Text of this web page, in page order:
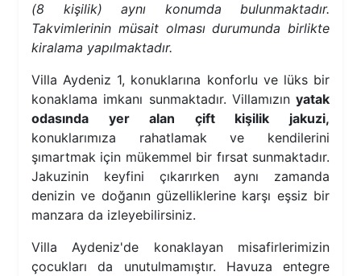
(8 kişilik) aynı konumda bulunmaktadır.
Takvimlerinin müsait olması durumunda birlikte
kiralama yapılmaktadır.
Villa Aydeniz 1, konuklarına konforlu ve lüks bir
konaklama imkanı sunmaktadır. Villamızın yatak
odasında yer alan çift kişilik jakuzi,
konuklarımıza rahatlamak ve kendilerini
şımartmak için mükemmel bir fırsat sunmaktadır.
Jakuzinin keyfini çıkarırken aynı zamanda
denizin ve doğanın güzelliklerine karşı eşsiz bir
manzara da izleyebilirsiniz.
Villa Aydeniz'de konaklayan misafirlerimizin
çocukları da unutulmamıştır. Havuza entegre